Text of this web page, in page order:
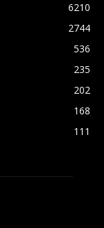
6210
2744
536
235
202
168
111